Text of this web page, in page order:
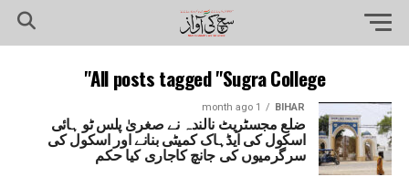
All posts tagged "Sugra College"
BIHAR
1 month ago
ضلع مجسٹریٹ نالندہ نے صغریٰ پلس ٹو ہائی
اسکول کی ایڈہاک کمیٹی بنانے اور اسکول کی
سرگرمیوں کی جانچ کاجاری کیا حکم